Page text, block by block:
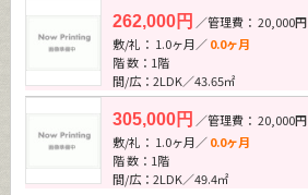
262,000円 ／管理費： 20,000円
敷/礼： 1.0ヶ月／0.0ヶ月
階 数：1階
間/広：2LDK／43.65㎡
305,000円 ／管理費： 20,000円
敷/礼： 1.0ヶ月／0.0ヶ月
階 数：1階
間/広：2LDK／49.4㎡